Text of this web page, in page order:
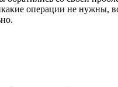
операции не нужны,